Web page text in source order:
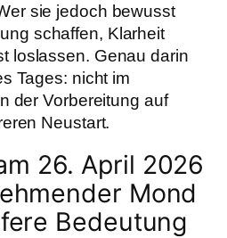
sie jedoch bewusst
schaffen, Klarheit
loslassen. Genau darin
Tages: nicht im
der Vorbereitung auf
Neustart.
26. April 2026
Mond
Bedeutung